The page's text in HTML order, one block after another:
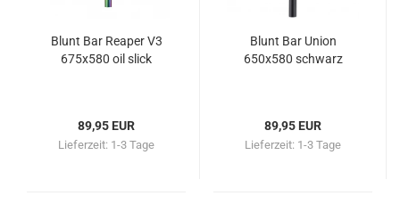
Blunt Bar Reaper V3
675x580 oil slick
89,95 EUR
Lieferzeit: 1-3 Tage
Blunt Bar Union
650x580 schwarz
89,95 EUR
Lieferzeit: 1-3 Tage